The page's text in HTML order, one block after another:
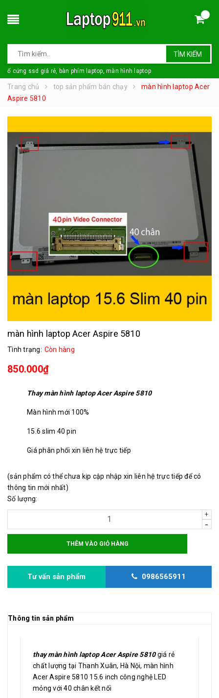
TÌM KIẾM
ổ cứng ssd giá rẻ, bàn phím laptop, màn hình laptop
Trang chủ top sản phẩm bán chạy
màn hình laptop Acer
Aspire 5810
màn hình laptop Acer Aspire 5810
Tình trạng: Còn hàng
850.000₫
Thay màn hình laptop Acer Aspire 5810
Màn hình mới 100%
15.6 slim 40 pin
Giá phân phối xin liên hệ trực tiếp
(sản phẩm có thể chưa kịp cập nhập xin liên hệ trực tiếp để có
thông tin mới nhất)
Số lượng:
+
-
THÊM VÀO GIỎ HÀNG
Tư vấn sản phẩm 0986565911
Thông tin sản phẩm
thay màn hình laptop Acer Aspire 5810giá rẻ
chất lượng tại Thanh Xuân, Hà Nội, màn hình
Acer Aspire 5810 15.6 inch công nghệ LED
mỏng với 40 chân kết nối